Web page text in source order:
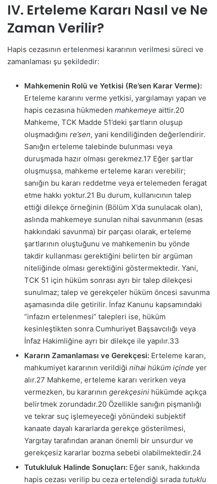
IV. Erteleme Kararı Nasıl ve Ne
Zaman Verilir?
Hapis cezasının ertelenmesi kararının verilmesi süreci ve
zamanlaması şu şekildedir:
Mahkemenin Rolü ve Yetkisi (Re’sen Karar Verme):
Erteleme kararını verme yetkisi, yargılamayı yapan ve
hapis cezasına hükmeden mahkemeye aittir.20
Mahkeme, TCK Madde 51’deki şartların oluşup
oluşmadığını re’sen, yani kendiliğinden değerlendirir.
Sanığın erteleme talebinde bulunması veya
duruşmada hazır olması gerekmez.17 Eğer şartlar
oluşmuşsa, mahkeme erteleme kararı verebilir;
sanığın bu kararı reddetme veya ertelemeden feragat
etme hakkı yoktur.21 Bu durum, kullanıcının talep
ettiği dilekçe örneğinin (Bölüm X’da sunulacak olan),
aslında mahkemeye sunulan nihai savunmanın (esas
hakkındaki savunma) bir parçası olarak, erteleme
şartlarının oluştuğunu ve mahkemenin bu yönde
takdir kullanması gerektiğini belirten bir argüman
niteliğinde olması gerektiğini göstermektedir. Yani,
TCK 51 için hüküm sonrası ayrı bir talep dilekçesi
sunulmaz; talep ve gerekçeler hüküm öncesi savunma
aşamasında dile getirilir. İnfaz Kanunu kapsamındaki
“infazın ertelenmesi” talepleri ise, hüküm
kesinleştikten sonra Cumhuriyet Başsavcılığı veya
İnfaz Hakimliğine ayrı bir dilekçe ile yapılır.33
Kararın Zamanlaması ve Gerekçesi: Erteleme kararı,
mahkumiyet kararının verildiği nihai hüküm içinde yer
alır.27 Mahkeme, erteleme kararı verirken veya
vermezken, bu kararının gerekçesini hükümde açıkça
belirtmek zorundadır.20 Özellikle sanığın pişmanlığı
ve tekrar suç işlemeyeceği yönündeki subjektif
kanaate dayalı kararlarda gerekçe gösterilmesi,
Yargıtay tarafından aranan önemli bir unsurdur ve
gerekçesiz kararlar bozma sebebi olabilmektedir.24
Tutukluluk Halinde Sonuçları: Eğer sanık, hakkında
hapis cezası verilip bu ceza ertelendiği sırada tutuklu